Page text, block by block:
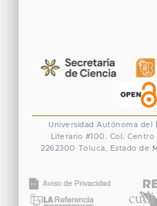
Universidad Autónoma del
Literario #100. Col. Centro
2262300 Toluca, Estado de